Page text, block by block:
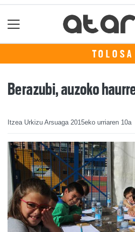
TOLOSA
Berazubi, auzoko
Itzea Urkizu Arsuaga 2015eko urriaren 10a